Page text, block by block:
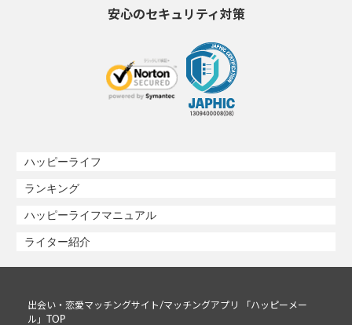
安心のセキュリティ対策
ハッピーライフ
ランキング
ハッピーライフマニュアル
ライター紹介
出会い・恋愛マッチングサイト/マッチングアプリ 「ハッピーメー
ル」TOP